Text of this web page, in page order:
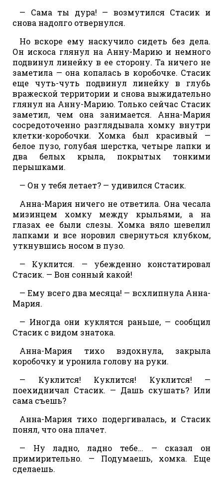
— Сама ты дура! — возмутился Стасик и
снова надолго отвернулся.
Но вскоре ему наскучило сидеть без дела.
Он искоса глянул на Анну-Марию и немного
подвинул линейку в ее сторону. Та ничего не
заметила — она копалась в коробочке. Стасик
еще чуть-чуть подвинул линейку в глубь
вражеской территории и снова выжидательно
глянул на Анну-Марию. Только сейчас Стасик
заметил, чем она занимается. Анна-Мария
сосредоточенно разглядывала хомку внутри
клетки-коробочки. Хомка был красивый —
белое пузо, голубая шерстка, четыре лапки и
два белых крыла, покрытых тонкими
перышками.
— Он у тебя летает? — удивился Стасик.
Анна-Мария ничего не ответила. Она чесала
мизинцем хомку между крыльями, а на
глазах ее были слезы. Хомка вяло шевелил
лапками и все норовил свернуться клубком,
уткнувшись носом в пузо.
— Куклится. — убежденно констатировал
Стасик. — Вон сонный какой!
— Ему всего два месяца! — всхлипнула Анна-
Мария.
— Иногда они куклятся раньше, — сообщил
Стасик с видом знатока.
Анна-Мария тихо вздохнула, закрыла
коробочку и уронила голову на руки.
— Куклится! Куклится! Куклится! —
поехидничал Стасик. — Дашь скушать? Или
сама съешь?
Анна-Мария тихо подергивалась, и Стасик
понял, что она плачет.
— Ну ладно, ладно тебе… — сказал он
примирительно. — Подумаешь, хомка. Еще
сделаешь.